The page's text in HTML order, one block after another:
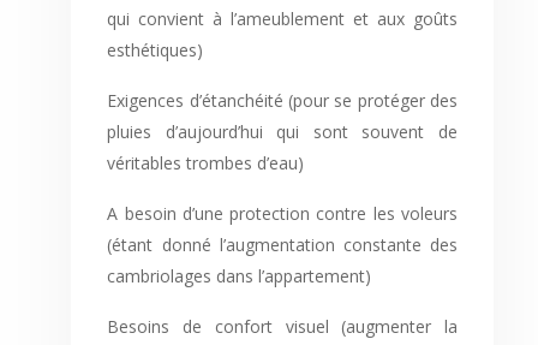
qui convient à l’ameublement et aux goûts
esthétiques)
Exigences d’étanchéité (pour se protéger des
pluies d’aujourd’hui qui sont souvent de
véritables trombes d’eau)
A besoin d’une protection contre les voleurs
(étant donné l’augmentation constante des
cambriolages dans l’appartement)
Besoins de confort visuel (augmenter la